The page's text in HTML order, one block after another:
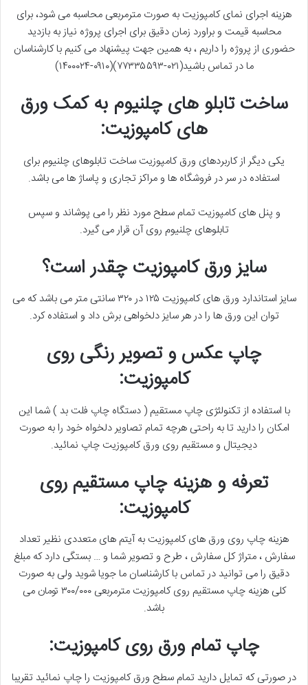
هزینه اجرای نمای کامپوزیت به صورت مترمربعی محاسبه می شود، برای
محاسبه قیمت و براورد زمان دقیق برای اجرای پروژه نیاز به بازدید
حضوری از پروژه را داریم ، به همین جهت پیشنهاد می کنیم با کارشناسان
ما در تماس باشید(۰۲۱-۷۷۳۳۵۵۹۳)(۰۹۱۰-۱۴۰۰۰۲۴)
ساخت تابلو های چلنیوم به کمک ورق
های کامپوزیت:
یکی دیگر از کاربردهای ورق کامپوزیت ساخت تابلوهای چلنیوم برای
استفاده در سر در فروشگاه ها و مراکز تجاری و پاساژ ها می باشد.
و پنل های کامپوزیت تمام سطح مورد نظر را می پوشاند و سپس
تابلوهای چلنیوم روی آن قرار می گیرد.
سایز ورق کامپوزیت چقدر است؟
سایز استاندارد ورق های کامپوزیت ۱۲۵ در ۳۲۰ سانتی متر می باشد که می
توان این ورق ها را در هر سایز دلخواهی برش داد و استفاده کرد.
چاپ عکس و تصویر رنگی روی
کامپوزیت:
با استفاده از تکنولئژی چاپ مستقیم ( دستگاه چاپ فلت بد ) شما این
امکان را دارید تا به راحتی هرچه تمام تصاویر دلخواه خود را به صورت
دیجیتال و مستقیم روی ورق کامپوزیت چاپ نمائید.
تعرفه و هزینه چاپ مستقیم روی
کامپوزیت:
هزینه چاپ روی ورق های کامپوزیت به آیتم های متعددی نظیر تعداد
سفارش ، متراژ کل سفارش ، طرح و تصویر شما و … بستگی دارد که مبلغ
دقیق را می توانید در تماس با کارشناسان ما جویا شوید ولی به صورت
کلی هزینه چاپ مستقیم روی کامپوزیت مترمربعی ۳۰۰/۰۰۰ تومان می
باشد.
چاپ تمام ورق روی کامپوزیت:
در صورتی که تمایل دارید تمام سطح ورق کامپوزیت را چاپ نمائید تقریبا